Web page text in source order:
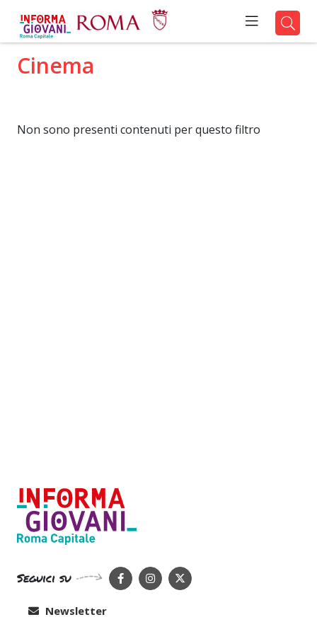
Cinema
Non sono presenti contenuti per questo filtro
Seguici su
Newsletter